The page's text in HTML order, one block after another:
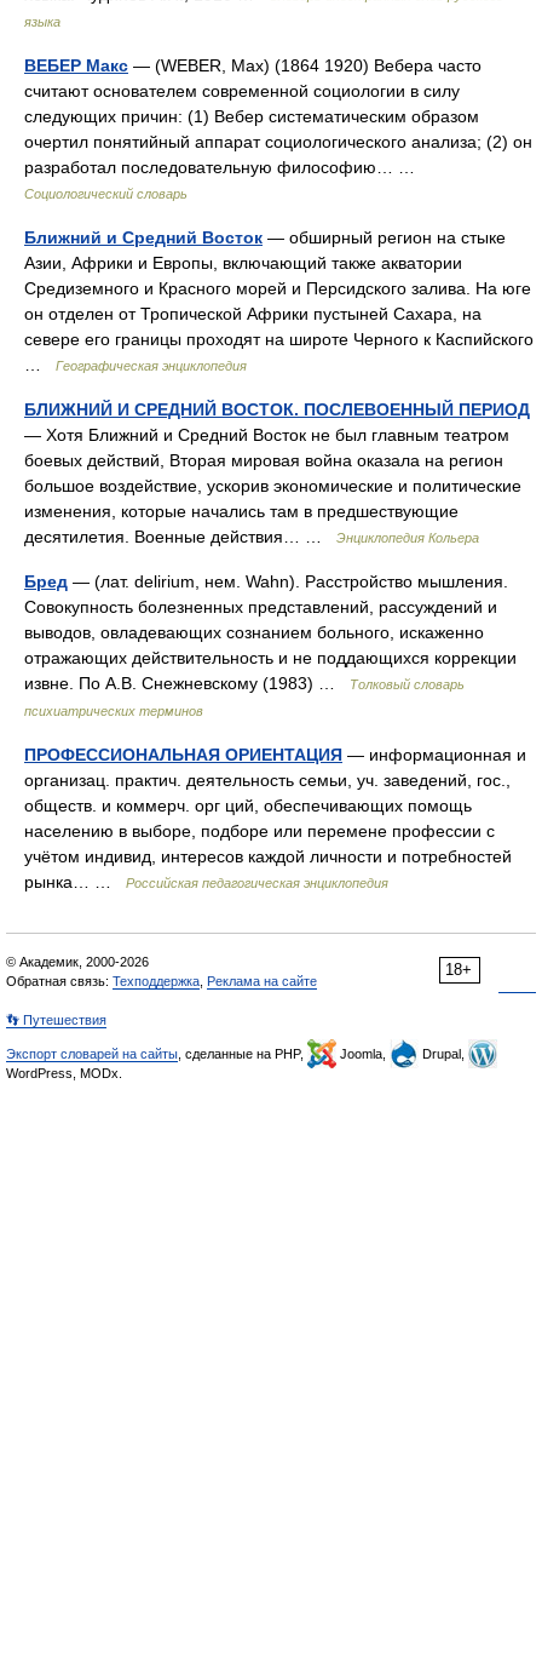
языка
ВЕБЕР Макс — (WEBER, Max) (1864 1920) Вебера часто
считают основателем современной социологии в силу
следующих причин: (1) Вебер систематическим образом
очертил понятийный аппарат социологического анализа; (2) он
разработал последовательную философию… …
Социологический словарь
Ближний и Средний Восток — обширный регион на стыке
Азии, Африки и Европы, включающий также акватории
Средиземного и Красного морей и Персидского залива. На юге
он отделен от Тропической Африки пустыней Сахара, на
севере его границы проходят на широте Черного к Каспийского
Географическая энциклопедия
БЛИЖНИЙ И СРЕДНИЙ ВОСТОК. ПОСЛЕВОЕННЫЙ ПЕРИОД
— Хотя Ближний и Средний Восток не был главным театром
боевых действий, Вторая мировая война оказала на регион
большое воздействие, ускорив экономические и политические
изменения, которые начались там в предшествующие
десятилетия. Военные действия… …
Энциклопедия Кольера
Бред — (лат. delirium, нем. Wahn). Расстройство мышления.
Совокупность болезненных представлений, рассуждений и
выводов, овладевающих сознанием больного, искаженно
отражающих действительность и не поддающихся коррекции
извне. По А.В. Снежневскому (1983) …
Толковый словарь
психиатрических терминов
ПРОФЕССИОНАЛЬНАЯ ОРИЕНТАЦИЯ — информационная и
организац. практич. деятельность семьи, уч. заведений, гос.,
обществ. и коммерч. орг ций, обеспечивающих помощь
населению в выборе, подборе или перемене профессии с
учётом индивид, интересов каждой личности и потребностей
рынка… …
Российская педагогическая энциклопедия
18+
© Академик, 2000-2026
Обратная связь: Техподдержка Реклама на сайте
👣 Путешествия
Экспорт словарей на сайты , сделанные на PHP, Joomla,
Drupal,
WordPress, MODx.